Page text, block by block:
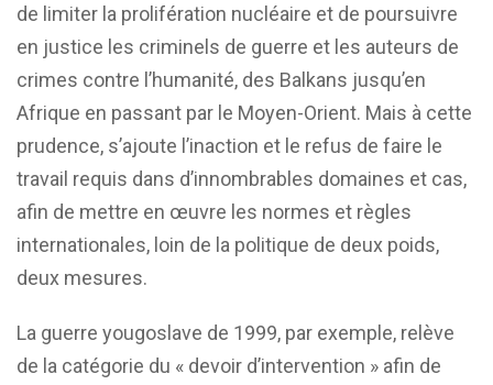
de limiter la prolifération nucléaire et de poursuivre
en justice les criminels de guerre et les auteurs de
crimes contre l’humanité, des Balkans jusqu’en
Afrique en passant par le Moyen-Orient. Mais à cette
prudence, s’ajoute l’inaction et le refus de faire le
travail requis dans d’innombrables domaines et cas,
afin de mettre en œuvre les normes et règles
internationales, loin de la politique de deux poids,
deux mesures.
La guerre yougoslave de 1999, par exemple, relève
de la catégorie du « devoir d’intervention » afin de